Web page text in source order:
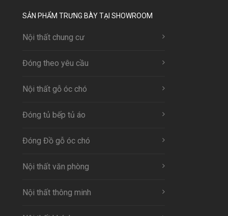
SẢN PHẨM TRƯNG BÀY TẠI SHOWROOM
Nội thất chung cư
Đóng theo yêu cầu
Nội thất gỗ óc chó
Đóng tủ bếp tủ áo
Đóng Đồ gỗ óc chó
Nội thất văn phòng
Nội thất thông minh